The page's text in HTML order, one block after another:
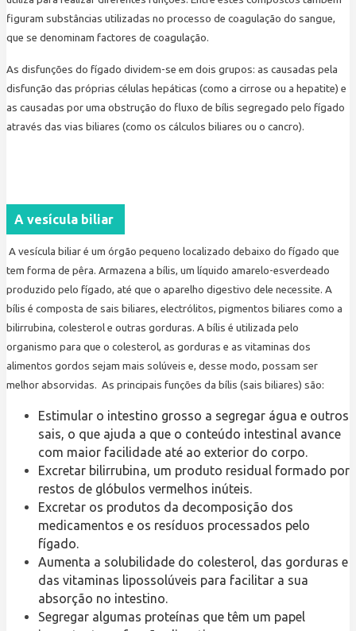
figuram substâncias utilizadas no processo de coagulação do sangue,
que se denominam factores de coagulação.
As disfunções do fígado dividem-se em dois grupos: as causadas pela
disfunção das próprias células hepáticas (como a cirrose ou a hepatite) e
as causadas por uma obstrução do fluxo de bílis segregado pelo fígado
através das vias biliares (como os cálculos biliares ou o cancro).
A vesícula biliar
A vesícula biliar é um órgão pequeno localizado debaixo do fígado que
tem forma de pêra. Armazena a bílis, um líquido amarelo-esverdeado
produzido pelo fígado, até que o aparelho digestivo dele necessite. A
bílis é composta de sais biliares, electrólitos, pigmentos biliares como a
bilirrubina, colesterol e outras gorduras. A bílis é utilizada pelo
organismo para que o colesterol, as gorduras e as vitaminas dos
alimentos gordos sejam mais solúveis e, desse modo, possam ser
melhor absorvidas. As principais funções da bílis (sais biliares) são:
Estimular o intestino grosso a segregar água e outros
sais, o que ajuda a que o conteúdo intestinal avance
com maior facilidade até ao exterior do corpo.
Excretar bilirrubina, um produto residual formado por
restos de glóbulos vermelhos inúteis.
Excretar os produtos da decomposição dos
medicamentos e os resíduos processados pelo
fígado.
Aumenta a solubilidade do colesterol, das gorduras e
das vitaminas lipossolúveis para facilitar a sua
absorção no intestino.
Segregar algumas proteínas que têm um papel